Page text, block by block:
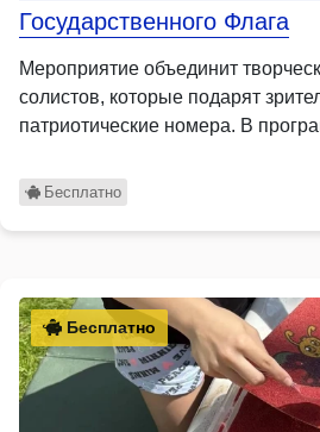
Государственного Флага
Мероприятие объединит
солистов, которые подарят
патриотические номера. В
Бесплатно
Бесплатно